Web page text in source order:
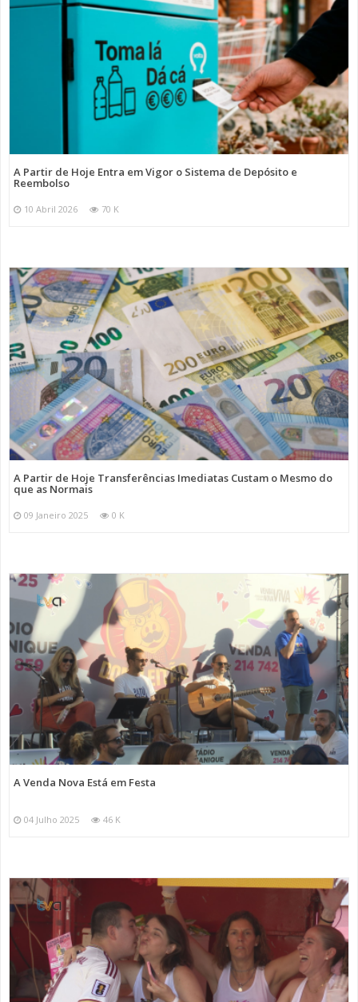
A Partir de Hoje Entra em Vigor o Sistema de Depósito e
Reembolso
10 Abril 2026 70 K
A Partir de Hoje Transferências Imediatas Custam o Mesmo do
que as Normais
09 Janeiro 2025 0 K
A Venda Nova Está em Festa
04 Julho 2025 46 K